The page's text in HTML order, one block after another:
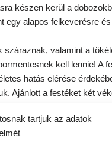
tartjuk az adatok
készen kerül a
egy alapos felkeverésre
száraznak, valamint a
kell lennie! A
hatás elérése
Ajánlott a festéket két
száradása után, a
WAX